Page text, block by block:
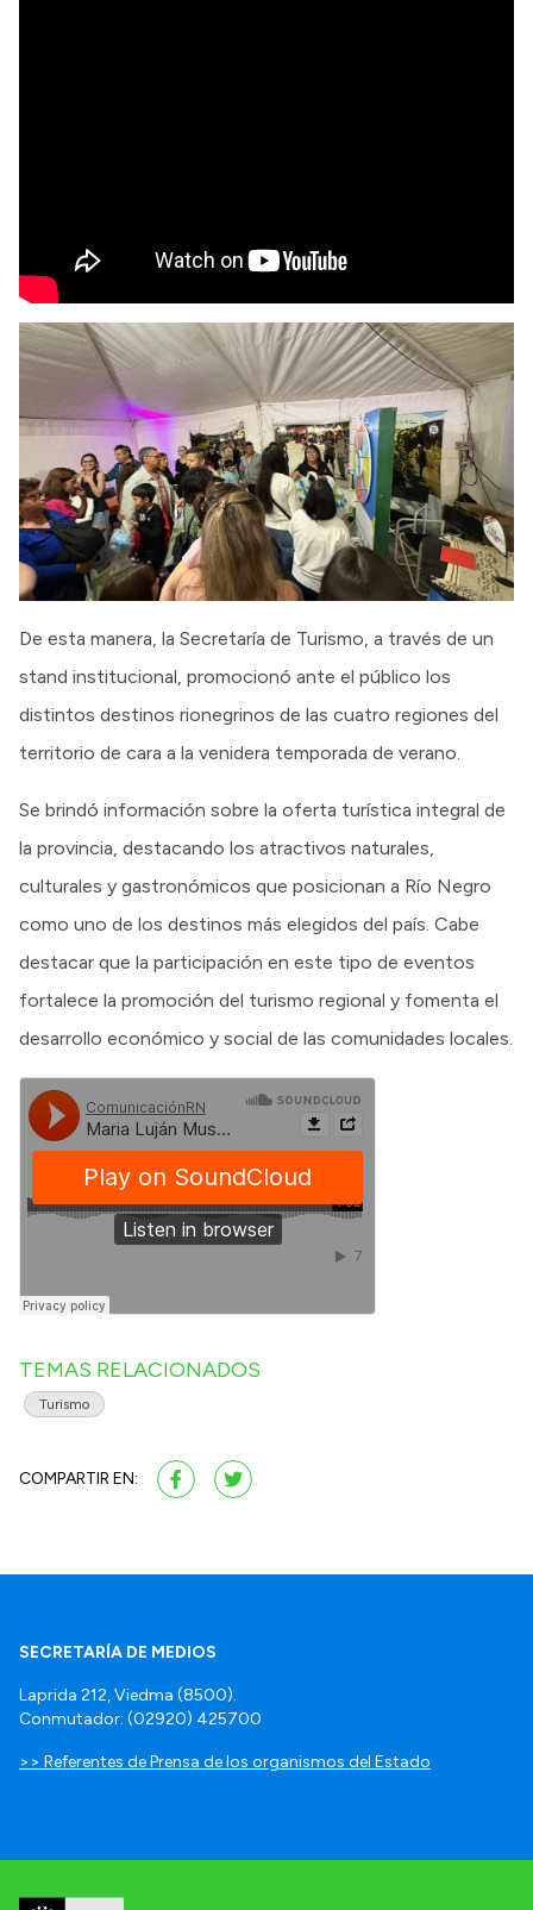
De esta manera, la Secretaría de Turismo, a través de un
stand institucional, promocionó ante el público los
distintos destinos rionegrinos de las cuatro regiones del
territorio de cara a la venidera temporada de verano.
Se brindó información sobre la oferta turística integral de
la provincia, destacando los atractivos naturales,
culturales y gastronómicos que posicionan a Río Negro
como uno de los destinos más elegidos del país. Cabe
destacar que la participación en este tipo de eventos
fortalece la promoción del turismo regional y fomenta el
desarrollo económico y social de las comunidades locales.
TEMAS RELACIONADOS
Turismo
COMPARTIR EN:
SECRETARÍA DE MEDIOS
Laprida 212, Viedma (8500).
Conmutador: (02920) 425700
>> Referentes de Prensa de los organismos del Estado